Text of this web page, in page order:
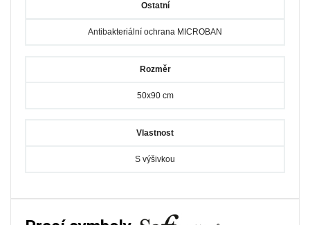
Ostatní
Antibakteriální ochrana MICROBAN
Rozměr
50x90 cm
Vlastnost
S výšivkou